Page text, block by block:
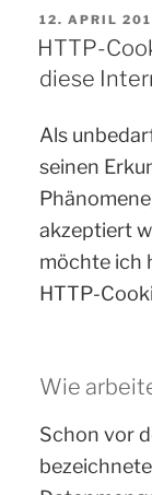
AM
12. APRIL
HTTP-
diese
Als
seinen
akzeptiert
möchte ich
HTTP-
Wie
Schon vor